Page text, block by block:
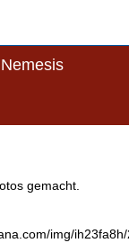
gemacht.
img/